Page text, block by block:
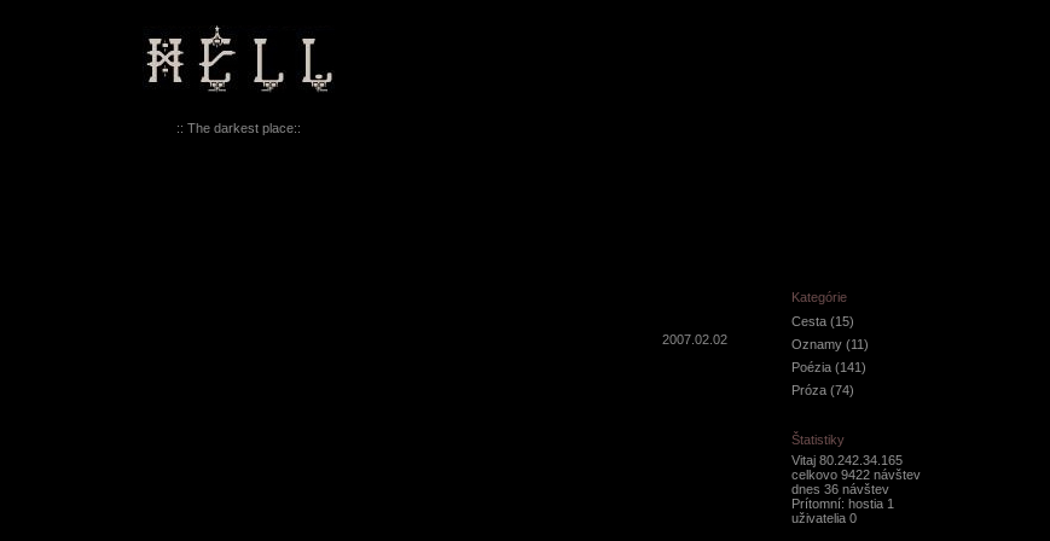
:: The darkest place::
2007.02.02
Kategórie
Cesta (15)
Oznamy (11)
Poézia (141)
Próza (74)
Štatistiky
Vitaj 80.242.34.165
celkovo 9422 návštev
dnes 36 návštev
Prítomní: hostia 1
uživatelia 0